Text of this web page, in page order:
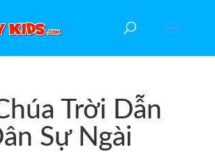
Trời Dẫn
Sự Ngài